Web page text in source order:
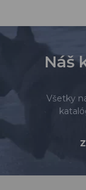
Náš
Všetky